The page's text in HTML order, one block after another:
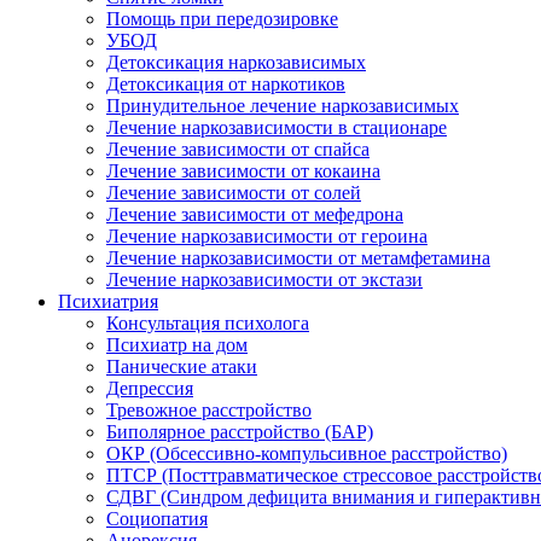
Помощь при передозировке
УБОД
Детоксикация наркозависимых
Детоксикация от наркотиков
Принудительное лечение наркозависимых
Лечение наркозависимости в стационаре
Лечение зависимости от спайса
Лечение зависимости от кокаина
Лечение зависимости от солей
Лечение зависимости от мефедрона
Лечение наркозависимости от героина
Лечение наркозависимости от метамфетамина
Лечение наркозависимости от экстази
Психиатрия
Консультация психолога
Психиатр на дом
Панические атаки
Депрессия
Тревожное расстройство
Биполярное расстройство (БАР)
ОКР (Обсессивно-компульсивное расстройство)
ПТСР (Посттравматическое стрессовое
СДВГ (Синдром дефицита внимания и
Социопатия